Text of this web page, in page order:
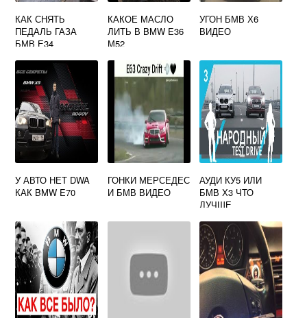
КАК СНЯТЬ
ПЕДАЛЬ ГАЗА
БМВ Е34
КАКОЕ МАСЛО
ЛИТЬ В BMW E36
М52
УГОН БМВ Х6
ВИДЕО
У АВТО НЕТ DWA
КАК BMW E70
ГОНКИ МЕРСЕДЕС
И БМВ ВИДЕО
АУДИ КУ5 ИЛИ
БМВ Х3 ЧТО
ЛУЧШЕ